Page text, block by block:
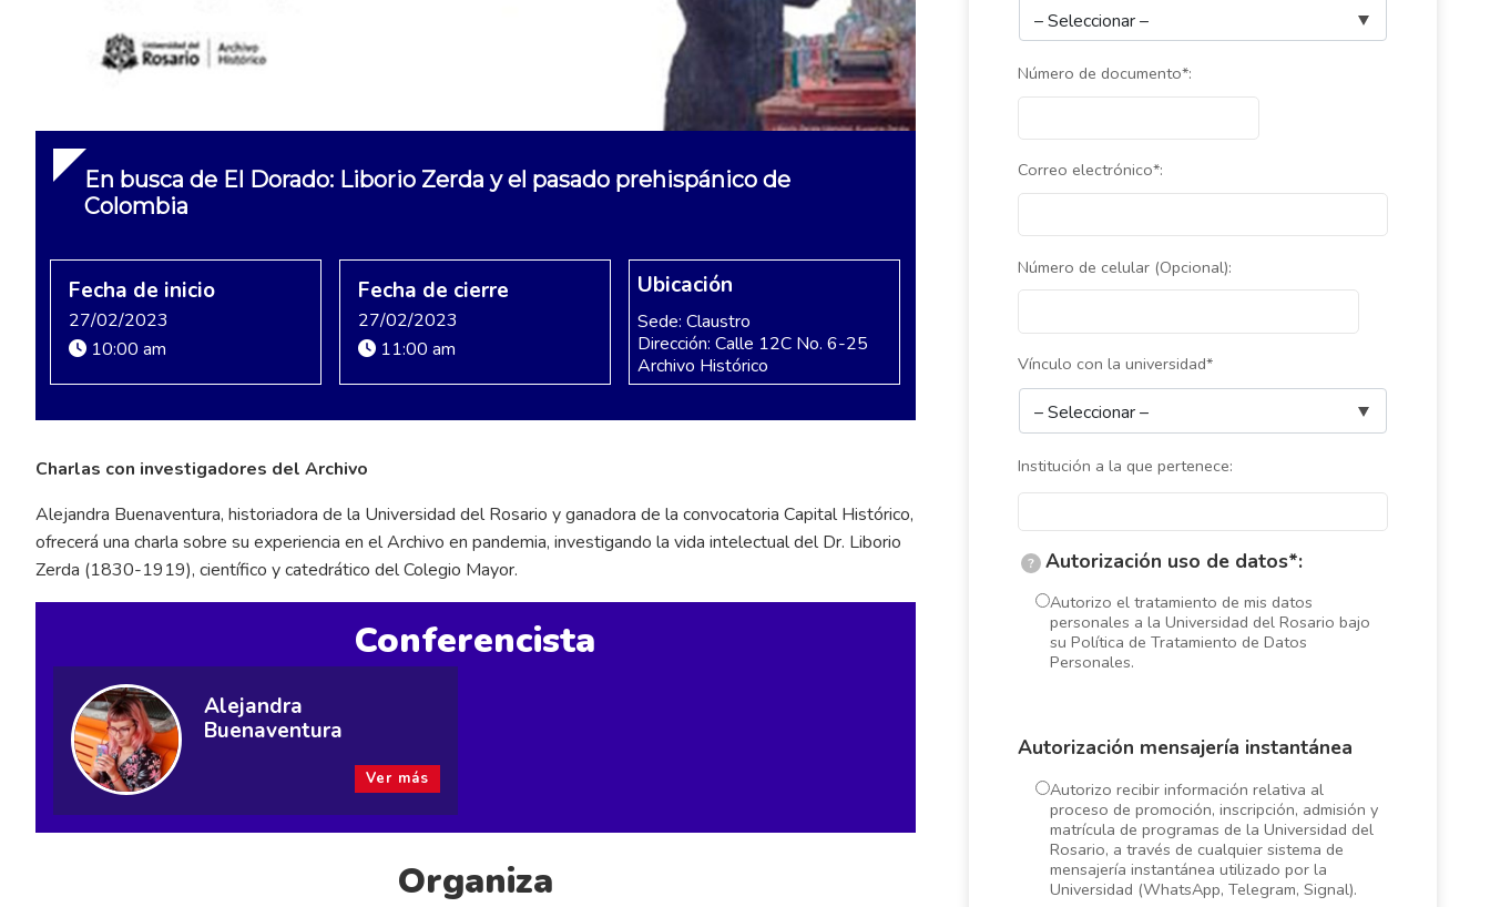
Número de documento*:
Correo electrónico*:
Número de celular (Opcional):
Vínculo con la universidad*
Institución a la que pertenece:
? Autorización uso de datos*:
Autorizo el tratamiento de mis datos
personales a la Universidad del Rosario bajo
su Política de Tratamiento de Datos
Personales.
Autorización mensajería instantánea
Autorizo recibir información relativa al
proceso de promoción, inscripción, admisión y
matrícula de programas de la Universidad del
Rosario, a través de cualquier sistema de
mensajería instantánea utilizado por la
Universidad (WhatsApp, Telegram, Signal).
En busca de El Dorado: Liborio Zerda y el pasado prehispánico de
Colombia
Fecha de inicio
27/02/2023
10:00 am
Fecha de cierre
27/02/2023
11:00 am
Ubicación
Sede: Claustro
Dirección: Calle 12C No. 6-25
Archivo Histórico
Charlas con investigadores del Archivo
Alejandra Buenaventura, historiadora de la Universidad del Rosario y ganadora de la convocatoria Capital Histórico,
ofrecerá una charla sobre su experiencia en el Archivo en pandemia, investigando la vida intelectual del Dr. Liborio
Zerda (1830-1919), científico y catedrático del Colegio Mayor.
Conferencista
Alejandra
Buenaventura
Ver más
Organiza